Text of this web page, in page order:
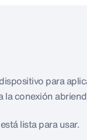
para
la conexión
lista para usar.